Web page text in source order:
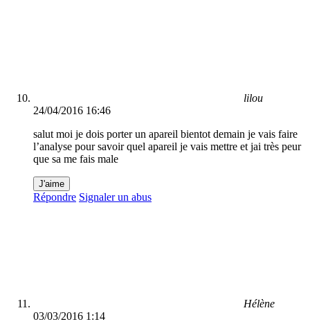
lilou
24/04/2016 16:46
salut moi je dois porter un apareil bientot demain je vais faire
l’analyse pour savoir quel apareil je vais mettre et jai très peur
que sa me fais male
J'aime
Répondre Signaler un abus
Hélène
03/03/2016 1:14